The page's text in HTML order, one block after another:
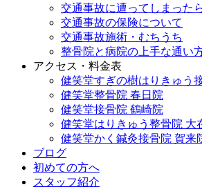
交通事故に遭ってしまった
交通事故の保険について
交通事故施術・むちうち
整骨院と病院の上手な通い
アクセス・料金表
健笑堂すぎの樹はりきゅう
健笑堂整骨院 春日院
健笑堂接骨院 鶴崎院
健笑堂はりきゅう整骨院 大
健笑堂かく鍼灸接骨院 賀来
ブログ
初めての方へ
スタッフ紹介